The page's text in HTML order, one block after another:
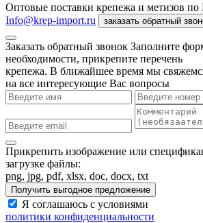
Оптовые поставки крепежа и метизов
Info@krep-import.ru
заказать обратный
Заказать обратный звонок Заполните
необходимости, прикрепите перечень
крепежа. В ближайшее время мы
на все интересующие Вас вопросы
Прикрепить изображение или
загрузке файлы:
png, jpg, pdf, xlsx, doc, docx, txt
Получить выгодное предложение
Я соглашаюсь с условиями
политики конфиденциальности